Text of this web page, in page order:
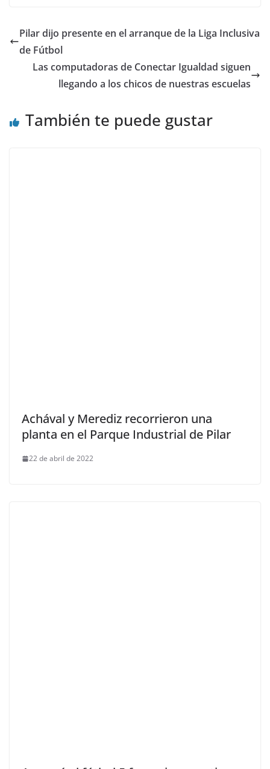
Pilar dijo presente en el arranque de la Liga Inclusiva
de Fútbol
Las computadoras de Conectar Igualdad siguen
llegando a los chicos de nuestras escuelas
También te puede gustar
Achával y Merediz recorrieron una
planta en el Parque Industrial de Pilar
22 de abril de 2022